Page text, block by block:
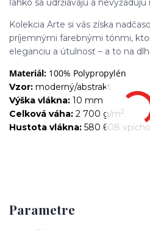
ľahko sa udržiavajú a
Kolekcia Arte si vás získa
príjemnými farebnými tónmi,
eleganciu a útulnosť – a to na
Materiál: 100% Polypropylén
Vzor: moderný/abstrakt
Výška vlákna: 10 mm
Celková váha: 2 700 g/m2
Hustota vlákna: 580 608
Parametre